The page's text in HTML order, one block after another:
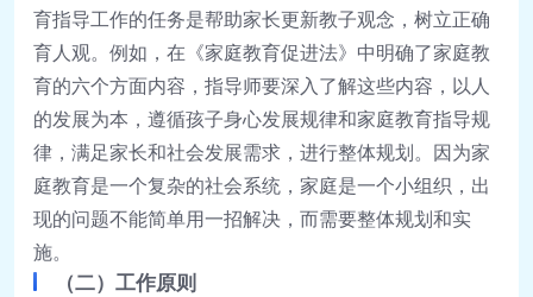
育指导工作的任务是帮助家长更新教子观念，树立正确
育人观。例如，在《家庭教育促进法》中明确了家庭教
育的六个方面内容，指导师要深入了解这些内容，以人
的发展为本，遵循孩子身心发展规律和家庭教育指导规
律，满足家长和社会发展需求，进行整体规划。因为家
庭教育是一个复杂的社会系统，家庭是一个小组织，出
现的问题不能简单用一招解决，而需要整体规划和实
施。
（二）工作原则